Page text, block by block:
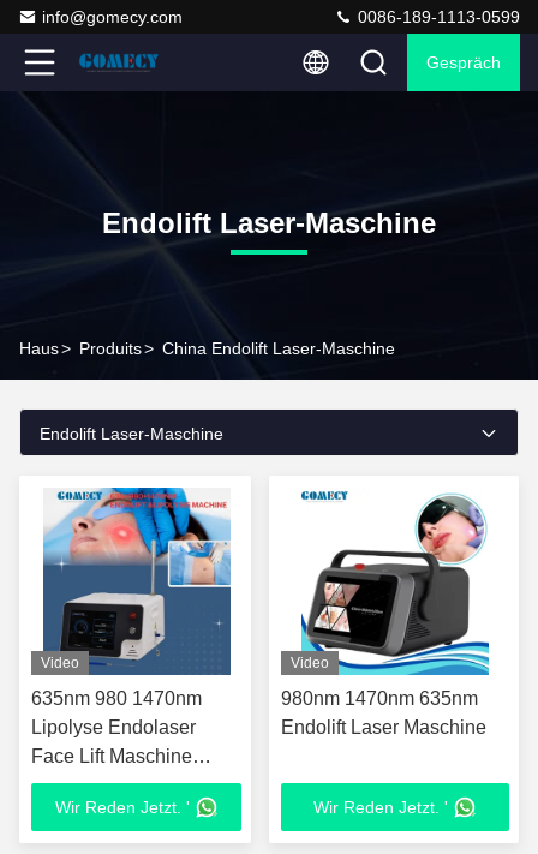
info@gomecy.com 0086-189-1113-0599
Gespräch
Endolift Laser-Maschine
Haus> Produits> China Endolift Laser-Maschine
Endolift Laser-Maschine
Video
635nm 980 1470nm
Lipolyse Endolaser
Face Lift Maschine
Endolift Hautstraffung
Körperformung
Liposuktion Endolifting
Wir Reden Jetzt. '
Video
980nm 1470nm 635nm
Endolift Laser Maschine
Wir Reden Jetzt. '